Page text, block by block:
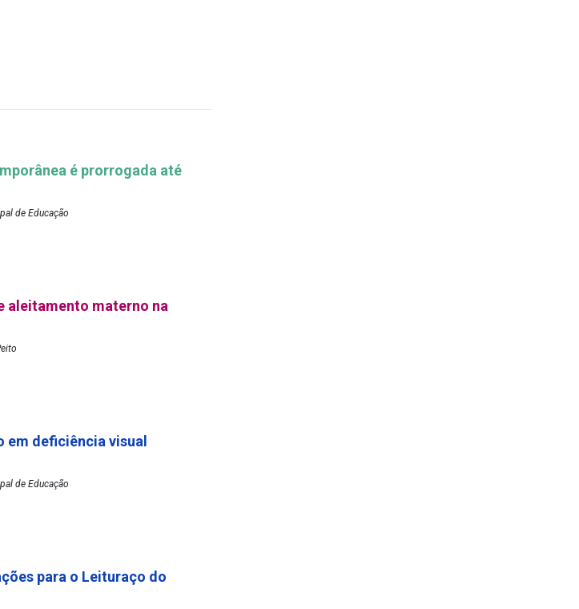
é prorrogada até
de Educação
aleitamento materno na
em deficiência visual
de Educação
para o Leituraço do